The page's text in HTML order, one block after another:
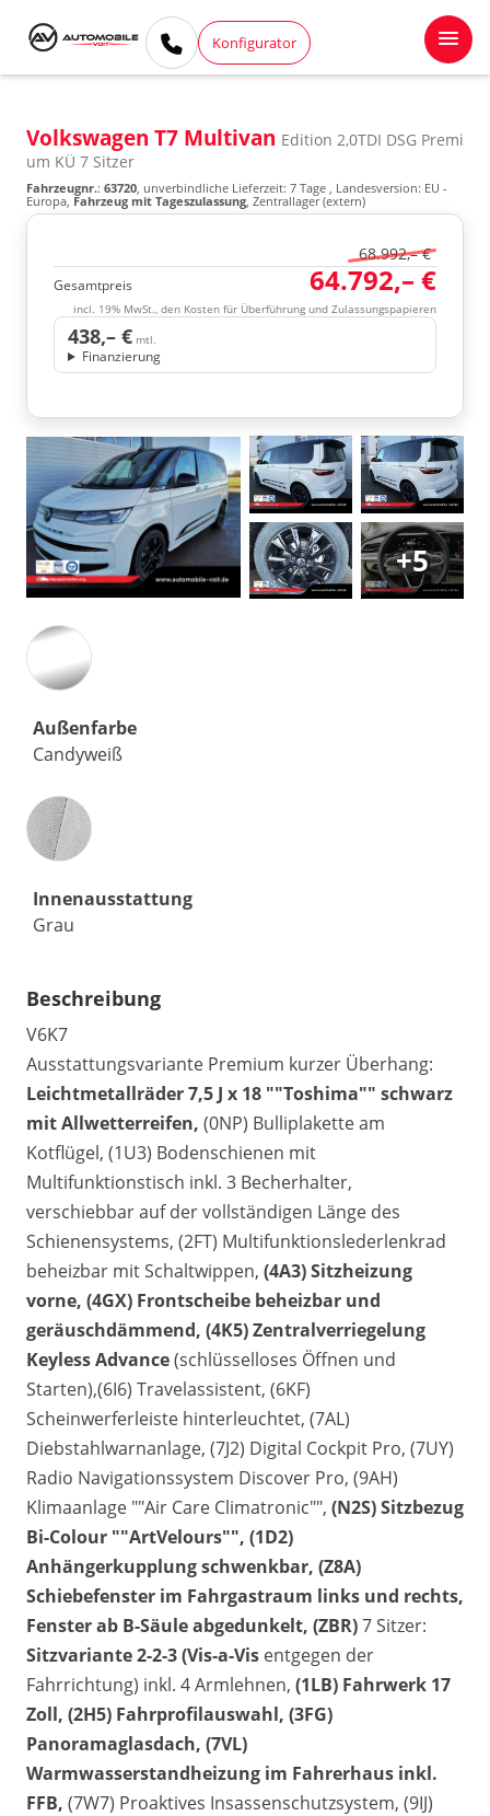
Konfigurator
Volkswagen T7 Multivan Edition 2,0TDI DSG Premi
um KÜ 7 Sitzer
Fahrzeugnr.: 63720, unverbindliche Lieferzeit: 7 Tage , Landesversion: EU -
Europa, Fahrzeug mit Tageszulassung, Zentrallager (extern)
68.992,– €
Gesamtpreis 64.792,– €
incl. 19% MwSt., den Kosten für Überführung und Zulassungspapieren
438,– € mtl.
Finanzierung
+5
Außenfarbe
Candyweiß
Innenausstattung
Innenausstattung
Grau
Beschreibung
V6K7
Ausstattungsvariante Premium kurzer Überhang:
Leichtmetallräder 7,5 J x 18 ""Toshima"" schwarz
mit Allwetterreifen, (0NP) Bulliplakette am
Kotflügel, (1U3) Bodenschienen mit
Multifunktionstisch inkl. 3 Becherhalter,
verschiebbar auf der vollständigen Länge des
Schienensystems, (2FT) Multifunktionslederlenkrad
beheizbar mit Schaltwippen, (4A3) Sitzheizung
vorne, (4GX) Frontscheibe beheizbar und
geräuschdämmend, (4K5) Zentralverriegelung
Keyless Advance(schlüsselloses Öffnen und
Starten),(6I6) Travelassistent, (6KF)
Scheinwerferleiste hinterleuchtet, (7AL)
Diebstahlwarnanlage, (7J2) Digital Cockpit Pro, (7UY)
Radio Navigationssystem Discover Pro, (9AH)
Klimaanlage ""Air Care Climatronic"", (N2S) Sitzbezug
Bi-Colour ""ArtVelours"", (1D2)
Anhängerkupplung schwenkbar, (Z8A)
Schiebefenster im Fahrgastraum links und rechts,
Fenster ab B-Säule abgedunkelt, (ZBR)7 Sitzer:
Sitzvariante 2-2-3 (Vis-a-Vis entgegen der
Fahrrichtung) inkl. 4 Armlehnen, (1LB) Fahrwerk 17
Zoll, (2H5) Fahrprofilauswahl, (3FG)
Panoramaglasdach, (7VL)
Warmwasserstandheizung im Fahrerhaus inkl.
FFB, (7W7) Proaktives Insassenschutzsystem, (9IJ)